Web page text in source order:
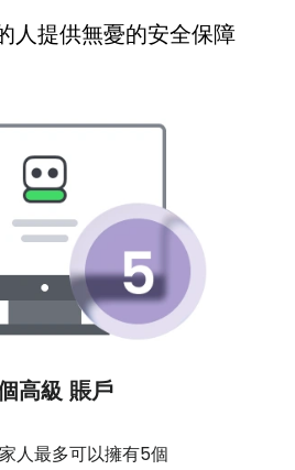
人提供無憂的安全保障
高級 賬戶
人最多可以擁有5個